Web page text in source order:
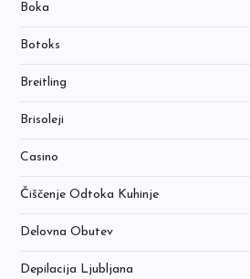
Boka
Botoks
Breitling
Brisoleji
Casino
Čiščenje Odtoka Kuhinje
Delovna Obutev
Depilacija Ljubljana